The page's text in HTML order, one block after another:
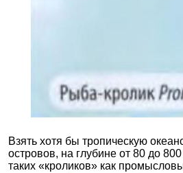
Взять хотя бы тропическую
островов, на глубине от 80 до
таких «кроликов» как